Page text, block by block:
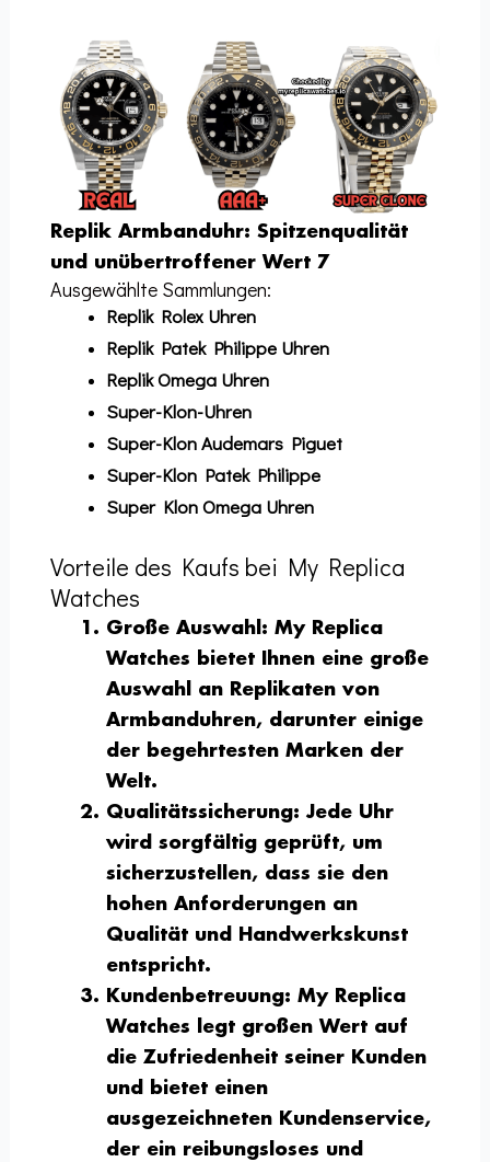
Replik Armbanduhr: Spitzenqualität
und unübertroffener Wert 7
Ausgewählte Sammlungen:
Replik Rolex Uhren
Replik Patek Philippe Uhren
Replik Omega Uhren
Super-Klon-Uhren
Super-Klon Audemars Piguet
Super-Klon Patek Philippe
Super Klon Omega Uhren
Vorteile des Kaufs bei My Replica
Watches
Große Auswahl : My Replica
Watches bietet Ihnen eine große
Auswahl an Replikaten von
Armbanduhren, darunter einige
der begehrtesten Marken der
Welt.
Qualitätssicherung: Jede Uhr
wird sorgfältig geprüft, um
sicherzustellen, dass sie den
hohen Anforderungen an
Qualität und Handwerkskunst
entspricht.
Kundenbetreuung: My Replica
Watches legt großen Wert auf
die Zufriedenheit seiner Kunden
und bietet einen
ausgezeichneten Kundenservice,
der ein reibungsloses und